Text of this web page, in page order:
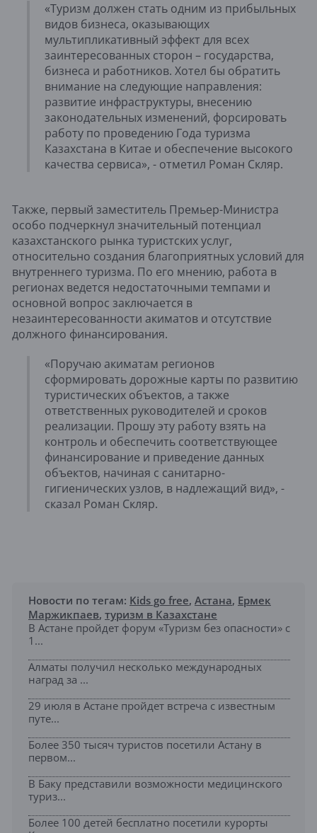
«Туризм должен стать одним из прибыльных
видов бизнеса, оказывающих
мультипликативный эффект для всех
заинтересованных сторон – государства,
бизнеса и работников. Хотел бы обратить
внимание на следующие направления:
развитие инфраструктуры, внесению
законодательных изменений, форсировать
работу по проведению Года туризма
Казахстана в Китае и обеспечение высокого
качества сервиса», - отметил Роман Скляр.
Также, первый заместитель Премьер-Министра
особо подчеркнул значительный потенциал
казахстанского рынка туристских услуг,
относительно создания благоприятных условий для
внутреннего туризма. По его мнению, работа в
регионах ведется недостаточными темпами и
основной вопрос заключается в
незаинтересованности акиматов и отсутствие
должного финансирования.
«Поручаю акиматам регионов
сформировать дорожные карты по развитию
туристических объектов, а также
ответственных руководителей и сроков
реализации. Прошу эту работу взять на
контроль и обеспечить соответствующее
финансирование и приведение данных
объектов, начиная с санитарно-
гигиенических узлов, в надлежащий вид», -
сказал Роман Скляр.
Новости по тегам: Kids go free, Астана, Ермек
Маржикпаев, туризм в Казахстане
В Астане пройдет форум «Туризм без опасности» с
1...
Алматы получил несколько международных
наград за ...
29 июля в Астане пройдет встреча с известным
путе...
Более 350 тысяч туристов посетили Астану в
первом...
В Баку представили возможности медицинского
туриз...
Более 100 детей бесплатно посетили курорты